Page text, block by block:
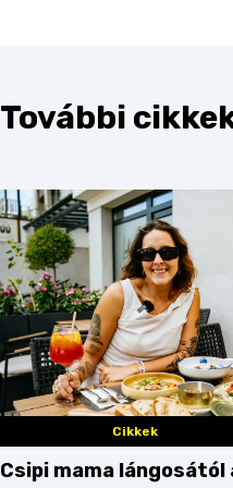
További
Cikkek
Csipi mama lángosától